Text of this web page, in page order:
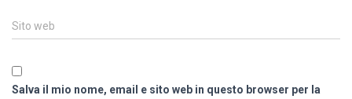
Sito web
Salva il mio nome, email e sito web in questo browser per la